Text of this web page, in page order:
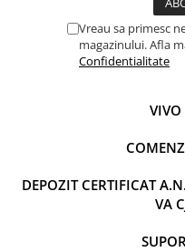
Vreau sa primesc
magazinului. Afla
Confidentialitate
VIVO
DEPOZIT CERTIFICAT
VA